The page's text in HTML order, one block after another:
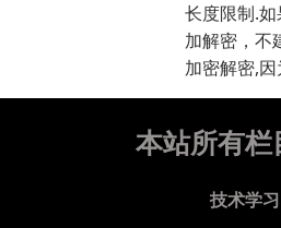
长度限制.
加解密，不
加密解密,因
本站所有栏
技术学习